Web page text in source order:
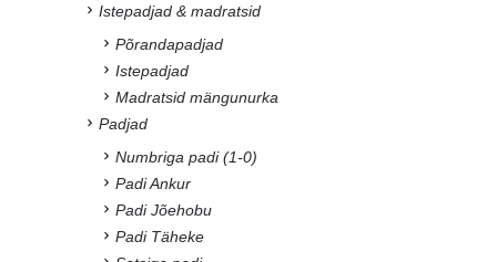
Istepadjad & madratsid
Põrandapadjad
Istepadjad
Madratsid mängunurka
Padjad
Numbriga padi (1-0)
Padi Ankur
Padi Jõehobu
Padi Täheke